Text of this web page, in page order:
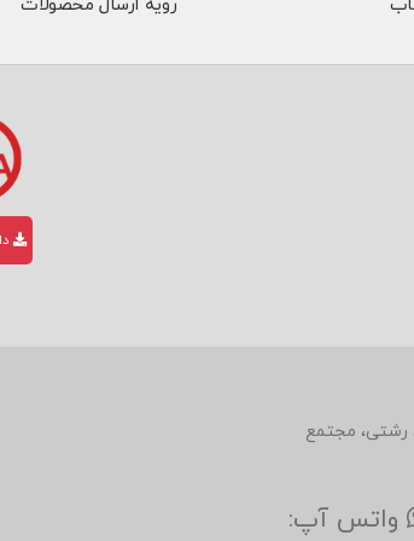
رویه ارسال محصولات
قاسم خان رشتی، مجتمع
واتس آپ: